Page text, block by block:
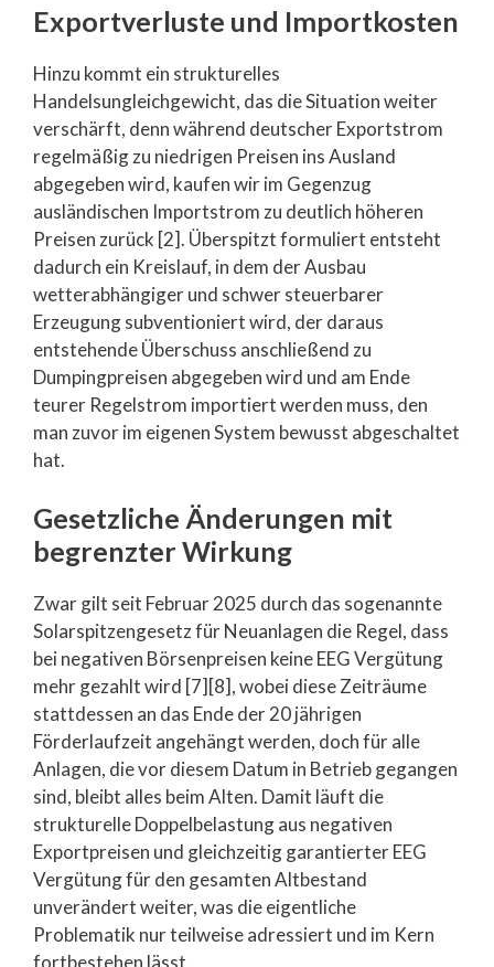
Exportverluste und Importkosten
Hinzu kommt ein strukturelles
Handelsungleichgewicht, das die Situation weiter
verschärft, denn während deutscher Exportstrom
regelmäßig zu niedrigen Preisen ins Ausland
abgegeben wird, kaufen wir im Gegenzug
ausländischen Importstrom zu deutlich höheren
Preisen zurück [2]. Überspitzt formuliert entsteht
dadurch ein Kreislauf, in dem der Ausbau
wetterabhängiger und schwer steuerbarer
Erzeugung subventioniert wird, der daraus
entstehende Überschuss anschließend zu
Dumpingpreisen abgegeben wird und am Ende
teurer Regelstrom importiert werden muss, den
man zuvor im eigenen System bewusst abgeschaltet
hat.
Gesetzliche Änderungen mit
begrenzter Wirkung
Zwar gilt seit Februar 2025 durch das sogenannte
Solarspitzengesetz für Neuanlagen die Regel, dass
bei negativen Börsenpreisen keine EEG Vergütung
mehr gezahlt wird [7][8], wobei diese Zeiträume
stattdessen an das Ende der 20 jährigen
Förderlaufzeit angehängt werden, doch für alle
Anlagen, die vor diesem Datum in Betrieb gegangen
sind, bleibt alles beim Alten. Damit läuft die
strukturelle Doppelbelastung aus negativen
Exportpreisen und gleichzeitig garantierter EEG
Vergütung für den gesamten Altbestand
unverändert weiter, was die eigentliche
Problematik nur teilweise adressiert und im Kern
fortbestehen lässt.